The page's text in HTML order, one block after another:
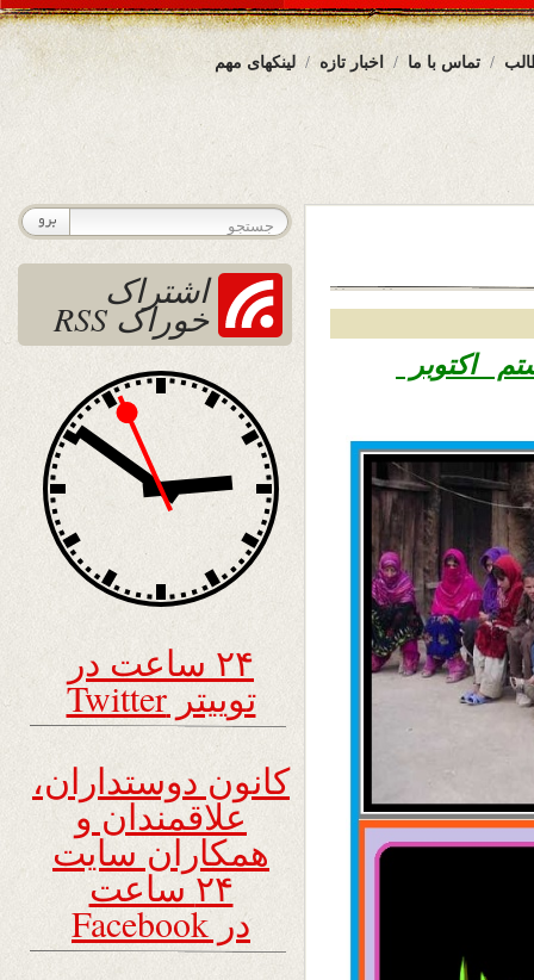
لینکهای مهم اخبار تازه تماس با ما
اکتوبر
اشتراک
خوراک RSS
۲۴ ساعت در
توییتر Twitter
کانون دوستداران،
علاقمندان و
همکاران سایت
۲۴ ساعت
در Facebook